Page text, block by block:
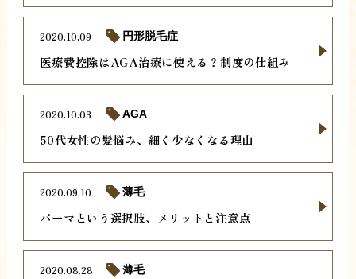
医療費控除はAGA治療に使える？制度の仕組み
2020.10.09 円形脱毛症
50代女性の髪悩み、細く少なくなる理由
2020.10.03 AGA
パーマという選択肢、メリットと注意点
2020.09.10 薄毛
2020.08.28 薄毛